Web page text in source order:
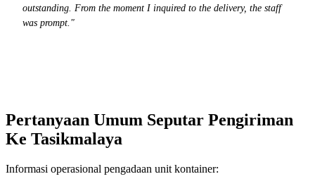
outstanding. From the moment I inquired to the delivery, the staff
was prompt."
Pertanyaan Umum Seputar Pengiriman
Ke Tasikmalaya
Informasi operasional pengadaan unit kontainer: